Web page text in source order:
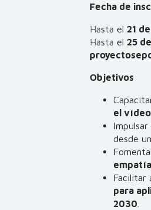
Fecha de
Hasta el 21
Hasta el 25
Objetivos
el
Impulsar
desde
Facilitar
para
2030